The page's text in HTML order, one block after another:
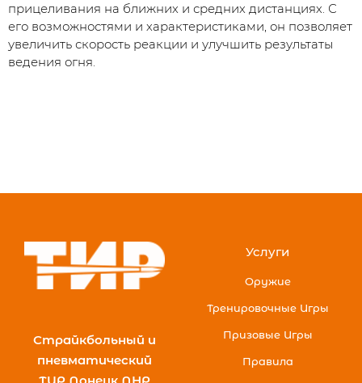
прицеливания на ближних и средних дистанциях. С
его возможностями и характеристиками, он позволяет
увеличить скорость реакции и улучшить результаты
ведения огня.
Страйкбольный и
пневматический
Услуги
Оружие
Тренировочные Игры
Призовые Игры
Правила